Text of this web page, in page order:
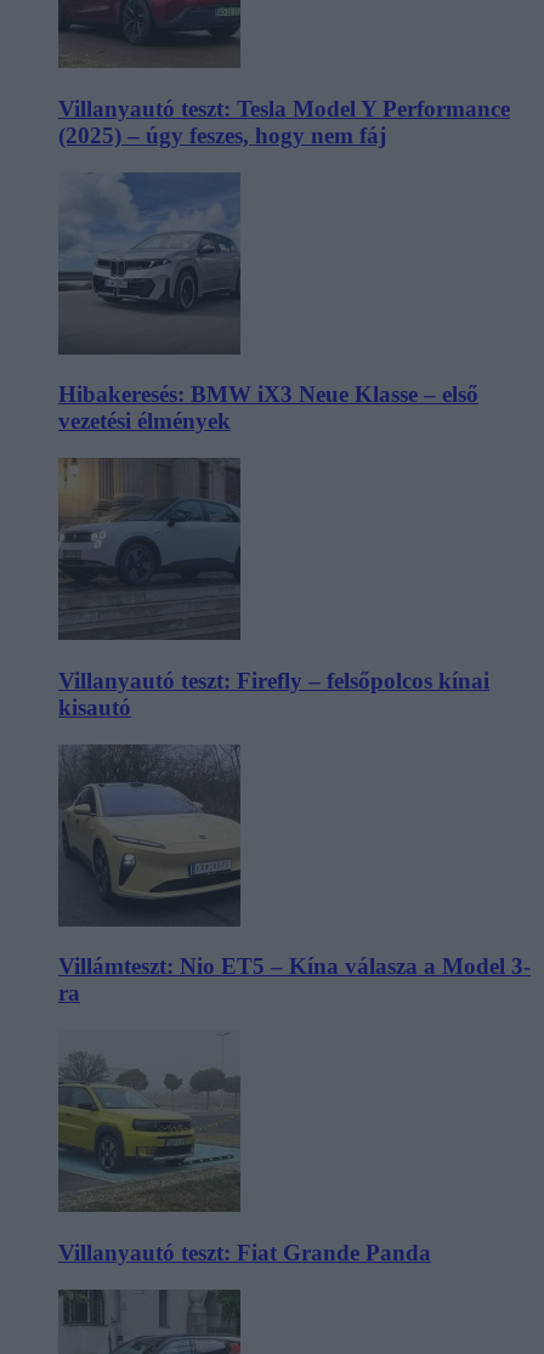
Villanyautó teszt: Tesla Model Y Performance
(2025) – úgy feszes, hogy nem fáj
Hibakeresés: BMW iX3 Neue Klasse – első
vezetési élmények
Villanyautó teszt: Firefly – felsőpolcos kínai
kisautó
Villámteszt: Nio ET5 – Kína válasza a Model 3-
ra
Villanyautó teszt: Fiat Grande Panda